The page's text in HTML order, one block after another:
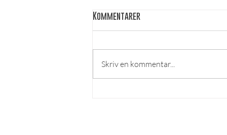
Kommentarer
Skriv en kommentar...